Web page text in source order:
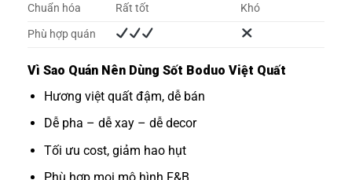
Chuẩn hóa
Rất tốt
Khó
Phù hợp quán
Vì Sao Quán Nên Dùng Sốt Boduo Việt Quất
Hương việt quất đậm, dễ bán
Dễ pha – dễ xay – dễ decor
Tối ưu cost, giảm hao hụt